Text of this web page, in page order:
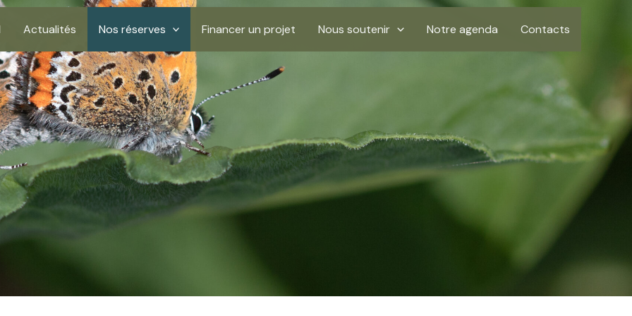
Actualités Nos réserves Financer un projet Nous soutenir Notre agenda Contacts